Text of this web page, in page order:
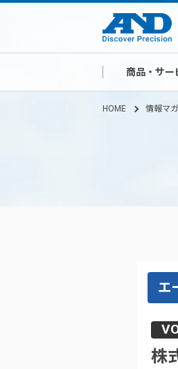
商品・サー
HOME 情報マ
エ
株